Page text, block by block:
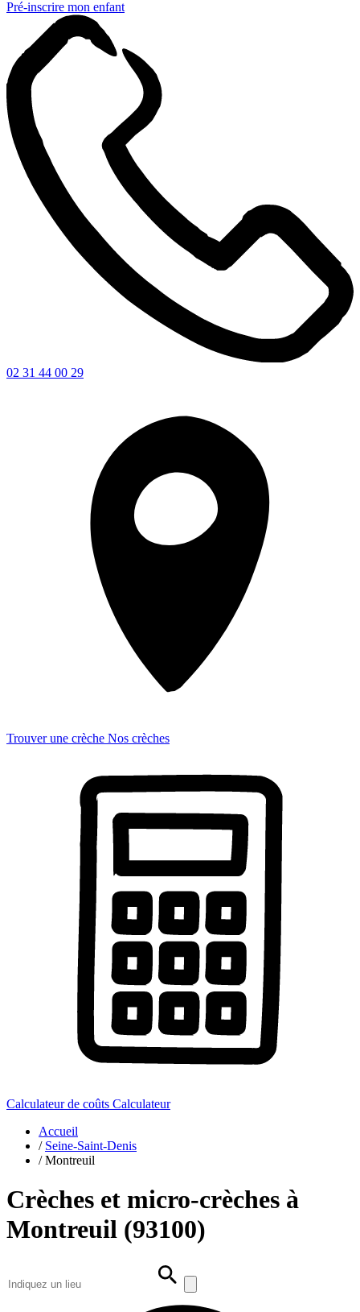
Pré-inscrire mon enfant
02 31 44 00 29
Trouver une crèche Nos crèches
Calculateur de coûts Calculateur
Accueil
/ Seine-Saint-Denis
/ Montreuil
Crèches et micro-crèches à
Montreuil (93100)